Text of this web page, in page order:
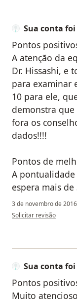
Sua conta
Pontos
A atenção da
Dr. Hissashi, e
para examinar
10 para ele,
demonstra
fora os
dados!!!!
Pontos de
A pontualidade
espera mais
3 de novembro de 2016
na opinião do utilizador
Solicitar revisão
Sua conta
Pontos
Muito